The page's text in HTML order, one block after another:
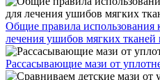
Общие правила использования
лечения ушибов мягких тканей
Рассасывающие мази от